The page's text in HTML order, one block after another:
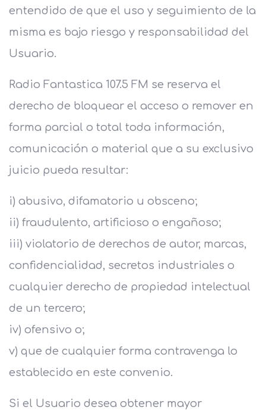
entendido de que el uso y seguimiento de la
misma es bajo riesgo y responsabilidad del
Usuario.
Radio Fantastica 107.5 FM se reserva el
derecho de bloquear el acceso o remover en
forma parcial o total toda información,
comunicación o material que a su exclusivo
juicio pueda resultar:
i) abusivo, difamatorio u obsceno;
ii) fraudulento, artificioso o engañoso;
iii) violatorio de derechos de autor, marcas,
confidencialidad, secretos industriales o
cualquier derecho de propiedad intelectual
de un tercero;
iv) ofensivo o;
v) que de cualquier forma contravenga lo
establecido en este convenio.
Si el Usuario desea obtener mayor